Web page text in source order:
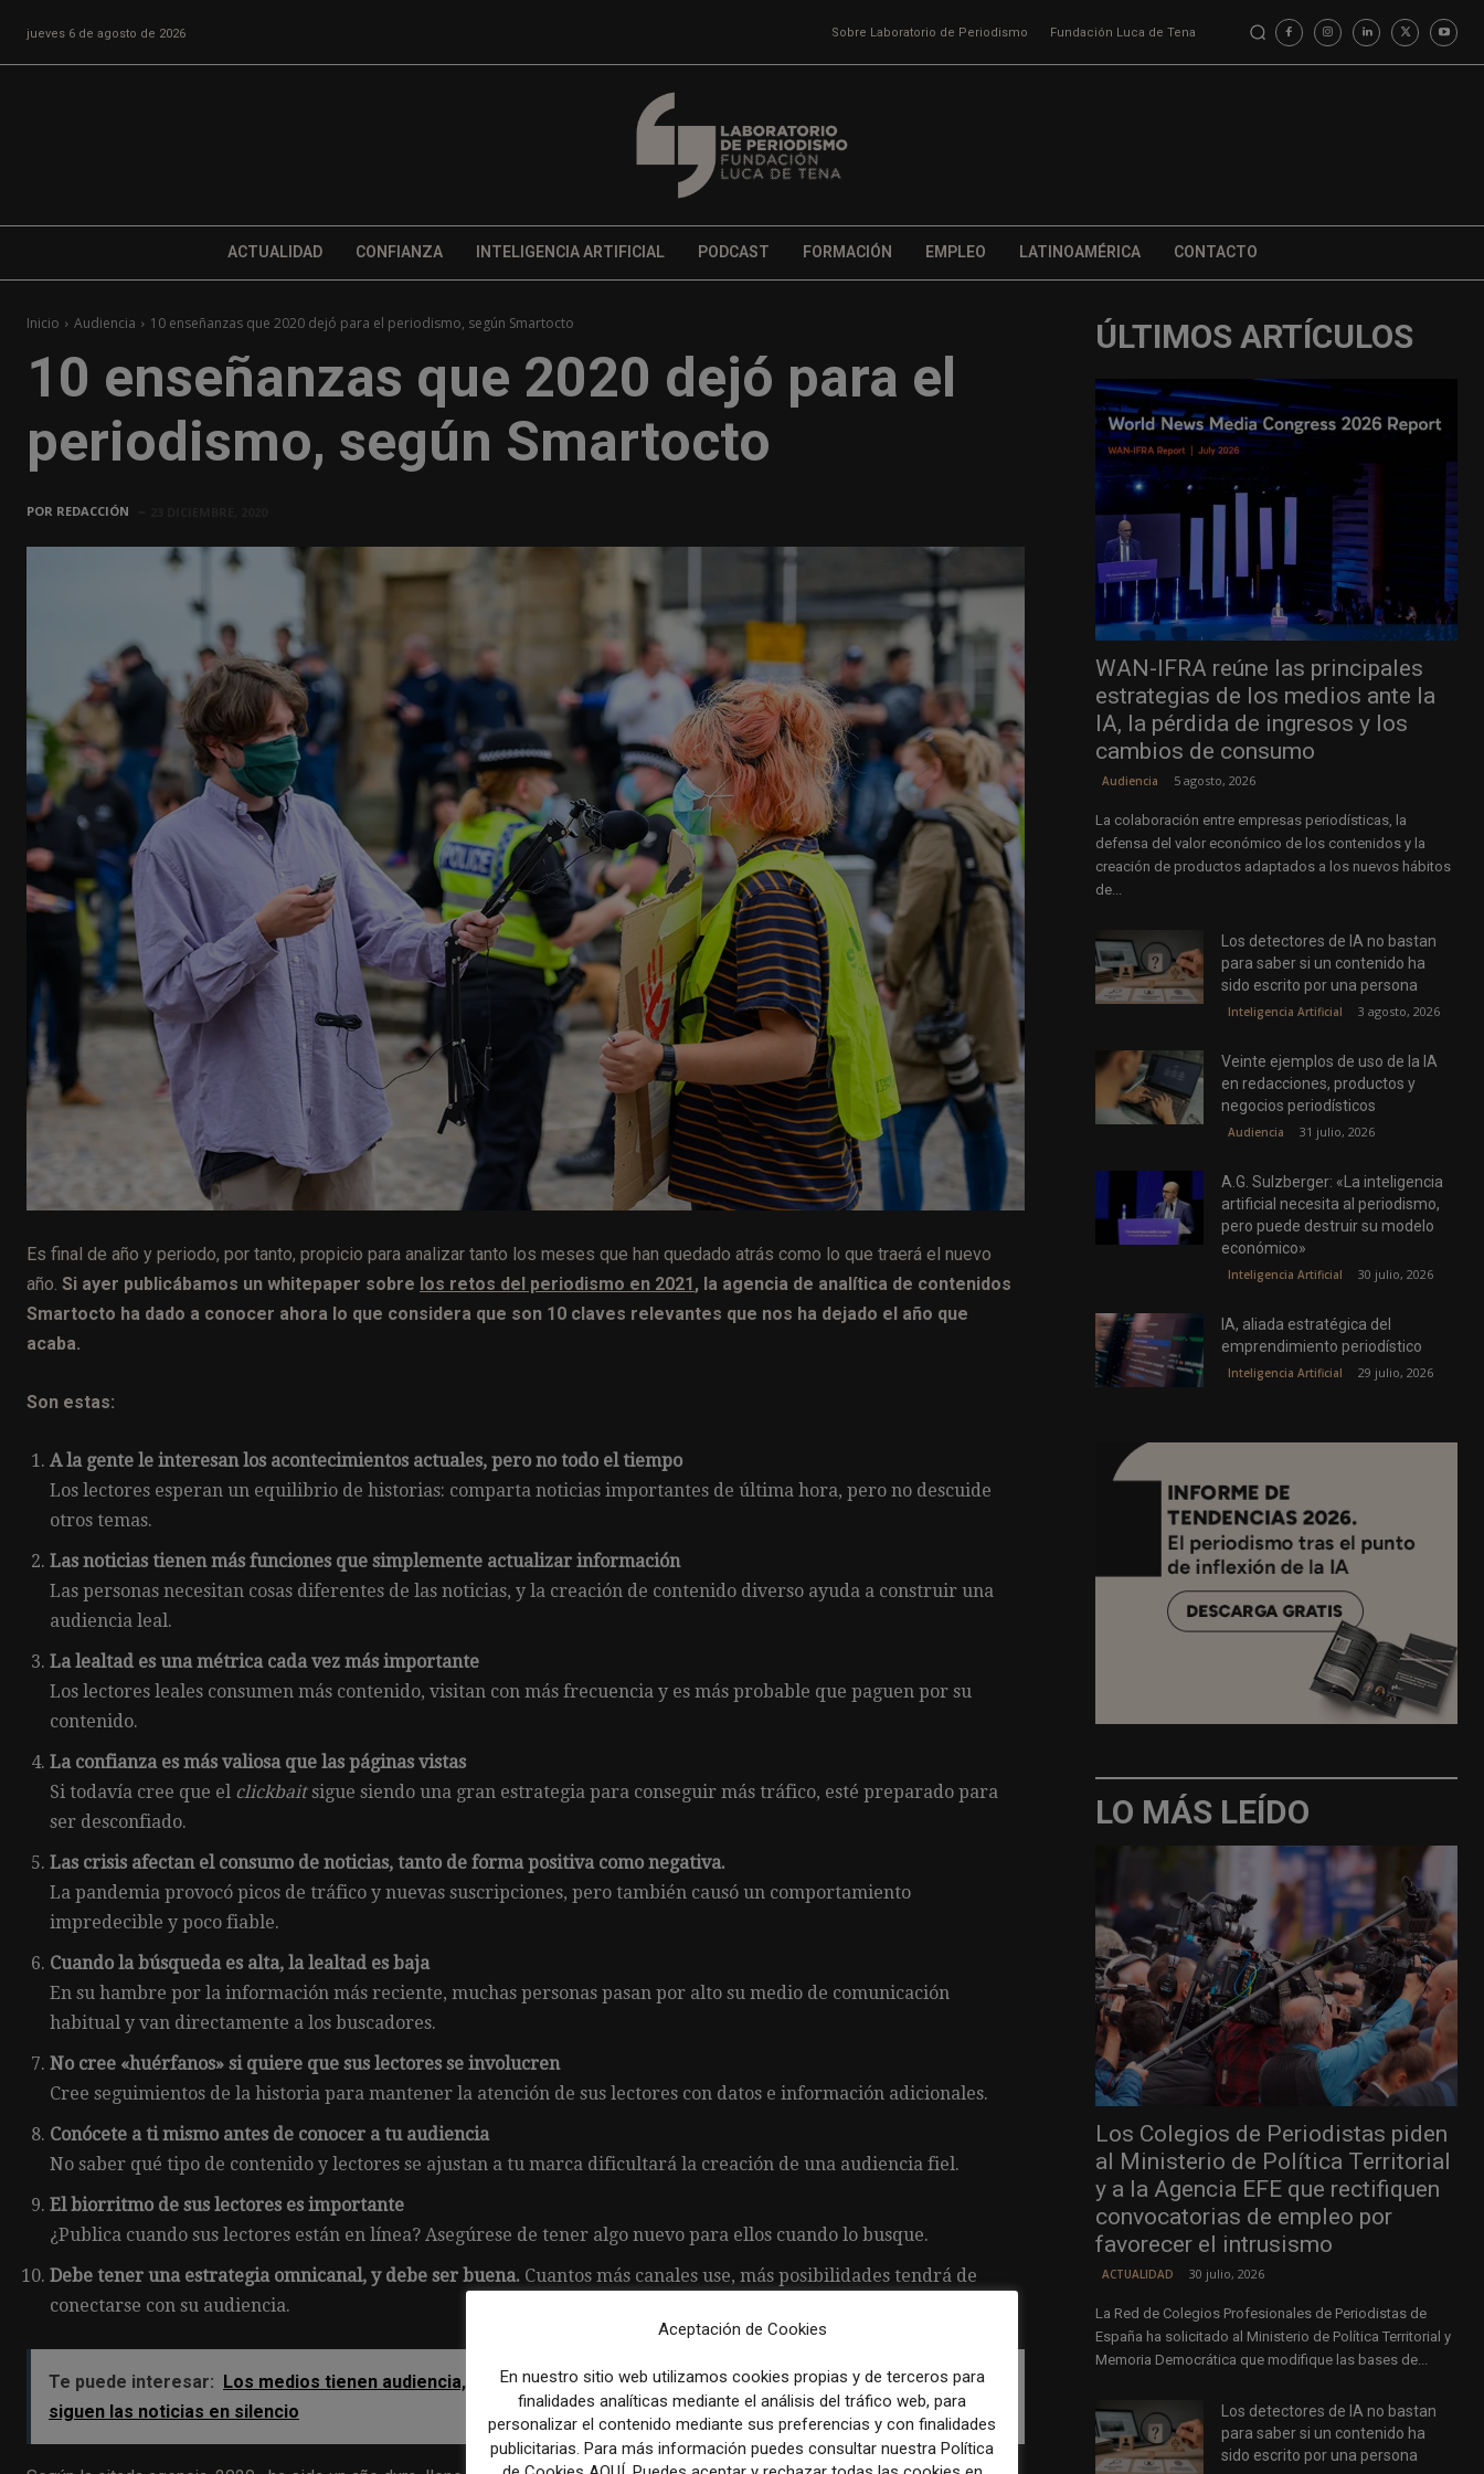
jueves 6 de agosto de 2026 Sobre Laboratorio de Periodismo Fundación Luca de Tena
ACTUALIDAD CONFIANZA INTELIGENCIA ARTIFICIAL PODCAST FORMACIÓN EMPLEO LATINOAMÉRICA CONTACTO
Inicio Audiencia 10 enseñanzas que 2020 dejó para el periodismo, según Smartocto
10 enseñanzas que 2020 dejó para el
periodismo, según Smartocto
POR REDACCIÓN
Es final de año y periodo, por tanto, propicio para analizar tanto los meses que han quedado atrás como lo que traerá el nuevo
año. Si ayer publicábamos un whitepaper sobre los retos del periodismo en 2021 , la agencia de analítica de contenidos
Smartocto ha dado a conocer ahora lo que considera que son 10 claves relevantes que nos ha dejado el año que
acaba.
Son estas:
A la gente le interesan los acontecimientos actuales, pero no todo el tiempo
Los lectores esperan un equilibrio de historias: comparta noticias importantes de última hora, pero no descuide
otros temas.
Las noticias tienen más funciones que simplemente actualizar información
Las personas necesitan cosas diferentes de las noticias, y la creación de contenido diverso ayuda a construir una
audiencia leal.
La lealtad es una métrica cada vez más importante
Los lectores leales consumen más contenido, visitan con más frecuencia y es más probable que paguen por su
contenido.
La confianza es más valiosa que las páginas vistas
Si todavía cree que el clickbaitsigue siendo una gran estrategia para conseguir más tráfico, esté preparado para
ser desconfiado.
Las crisis afectan el consumo de noticias, tanto de forma positiva como negativa.
La pandemia provocó picos de tráfico y nuevas suscripciones, pero también causó un comportamiento
impredecible y poco fiable.
Cuando la búsqueda es alta, la lealtad es baja
En su hambre por la información más reciente, muchas personas pasan por alto su medio de comunicación
habitual y van directamente a los buscadores.
No cree «huérfanos» si quiere que sus lectores se involucren
Cree seguimientos de la historia para mantener la atención de sus lectores con datos e información adicionales.
Conócete a ti mismo antes de conocer a tu audiencia
No saber qué tipo de contenido y lectores se ajustan a tu marca dificultará la creación de una audiencia fiel.
El biorritmo de sus lectores es importante
¿Publica cuando sus lectores están en línea? Asegúrese de tener algo nuevo para ellos cuando lo busque.
Debe tener una estrategia omnicanal, y debe ser buena. Cuantos más canales use, más posibilidades tendrá de
conectarse con su audiencia.
Te puede interesar:
Los medios tienen audiencia, pero no siempre comunidad: cómo activar a los lectores que
siguen las noticias en silencio
ÚLTIMOS ARTÍCULOS
WAN-IFRA reúne las principales
estrategias de los medios ante la
IA, la pérdida de ingresos y los
cambios de consumo
Audiencia 5 agosto, 2026
La colaboración entre empresas periodísticas, la
defensa del valor económico de los contenidos y la
creación de productos adaptados a los nuevos hábitos
de...
Los detectores de IA no bastan
para saber si un contenido ha
sido escrito por una persona
Inteligencia Artificial 3 agosto, 2026
Veinte ejemplos de uso de la IA
en redacciones, productos y
negocios periodísticos
Audiencia 31 julio, 2026
A.G. Sulzberger: «La inteligencia
artificial necesita al periodismo,
pero puede destruir su modelo
económico»
Inteligencia Artificial 30 julio, 2026
IA, aliada estratégica del
emprendimiento periodístico
Inteligencia Artificial 29 julio, 2026
LO MÁS LEÍDO
Los Colegios de Periodistas piden
al Ministerio de Política Territorial
y a la Agencia EFE que rectifiquen
convocatorias de empleo por
favorecer el intrusismo
ACTUALIDAD 30 julio, 2026
La Red de Colegios Profesionales de Periodistas de
España ha solicitado al Ministerio de Política Territorial y
Memoria Democrática que modifique las bases de...
Los detectores de IA no bastan
para saber si un contenido ha
sido escrito por una persona
Aceptación de Cookies
En nuestro sitio web utilizamos cookies propias y de terceros para
finalidades analíticas mediante el análisis del tráfico web, para
personalizar el contenido mediante sus preferencias y con finalidades
publicitarias. Para más información puedes consultar nuestra Política